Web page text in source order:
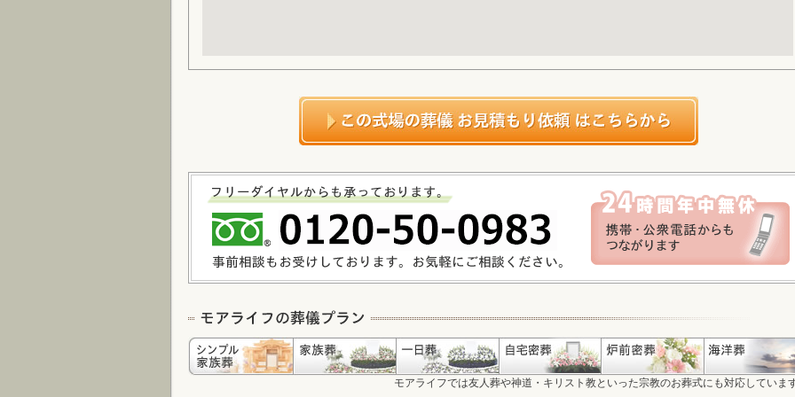
モアライフでは友人葬や神道・キリスト教といった宗教のお葬式にも対応していま